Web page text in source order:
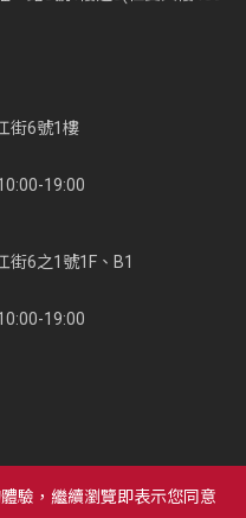
街6號1樓
19:00
街6之1號1F、B1
19:00
驗，繼續瀏覽即表示您同意